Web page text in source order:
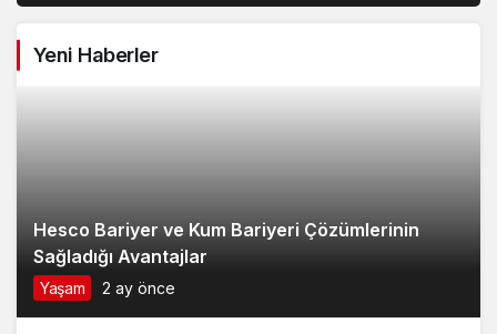
Yeni Haberler
Hesco Bariyer ve Kum Bariyeri Çözümlerinin
Sağladığı Avantajlar
Yaşam 2 ay önce